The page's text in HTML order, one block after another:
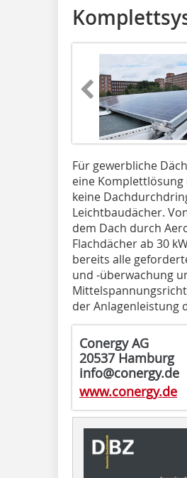
Für gewerbliche
eine
keine
Leichtbaudächer.
dem Dach durch
Flachdächer ab 30
bereits alle
und -überwachung
der Anlagenleistung
Conergy AG
20537 Hamburg
info@conergy.de
www.conergy.de